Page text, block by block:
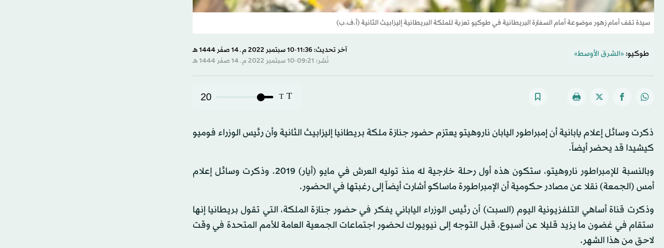
سيدة تقف أمام زهور موضوعة أمام السفارة البريطانية في طوكيو تعزية للملكة البريطانية إليزابيث الثانية (أ.ف.ب)
طوكيو: «الشرق الأوسط»
آخر تحديث: 11:36-10 سبتمبر 2022 م ـ 14 صفَر 1444 هـ
نُشر: 09:21-10 سبتمبر 2022 م ـ 14 صفَر 1444 هـ
T
T
20
ذكرت وسائل إعلام يابانية أن إمبراطور اليابان ناروهيتو يعتزم حضور جنازة ملكة بريطانيا إليزابيث الثانية وأن رئيس الوزراء فوميو
كيشيدا قد يحضر أيضاً.
وبالنسبة للإمبراطور ناروهيتو، ستكون هذه أول رحلة خارجية له منذ توليه العرش في مايو (أيار) 2019. وذكرت وسائل إعلام
أمس (الجمعة) نقلا عن مصادر حكومية أن الإمبراطورة ماساكو أشارت أيضاً إلى رغبتها في الحضور.
وذكرت قناة أساهي التلفزيونية اليوم (السبت) أن رئيس الوزراء الياباني يفكر في حضور جنازة الملكة، التي تقول بريطانيا إنها
ستقام في غضون ما يزيد قليلا عن أسبوع، قبل التوجه إلى نيويورك لحضور اجتماعات الجمعية العامة للأمم المتحدة في وقت
لاحق من هذا الشهر.